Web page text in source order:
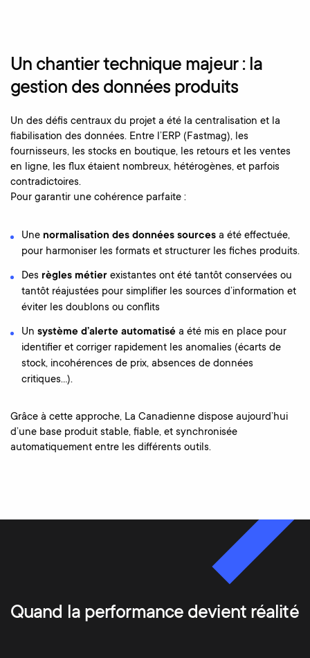
Un chantier technique majeur : la
gestion des données produits
Un des défis centraux du projet a été la centralisation et la
fiabilisation des données. Entre l’ERP (Fastmag), les
fournisseurs, les stocks en boutique, les retours et les ventes
en ligne, les flux étaient nombreux, hétérogènes, et parfois
contradictoires.
Pour garantir une cohérence parfaite :
Une normalisation des données sources a été effectuée,
pour harmoniser les formats et structurer les fiches produits.
Des règles métier existantes ont été tantôt conservées ou
tantôt réajustées pour simplifier les sources d’information et
éviter les doublons ou conflits
Un système d’alerte automatisé a été mis en place pour
identifier et corriger rapidement les anomalies (écarts de
stock, incohérences de prix, absences de données
critiques…).
Grâce à cette approche, La Canadienne dispose aujourd’hui
d’une base produit stable, fiable, et synchronisée
automatiquement entre les différents outils.
Quand la performance devient réalité